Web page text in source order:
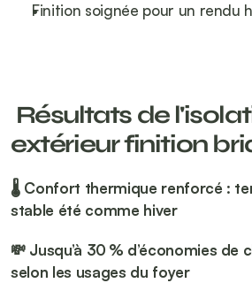
Finition soignée pour un rendu
extérieur finition
🌡️ Confort thermique renforcé :
stable été comme hiver
💸 Jusqu’à 30 % d’économies
selon les usages du foyer